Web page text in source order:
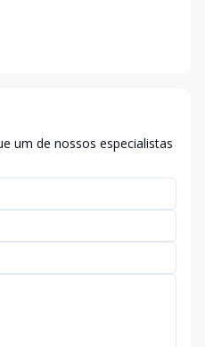
um de nossos especialistas